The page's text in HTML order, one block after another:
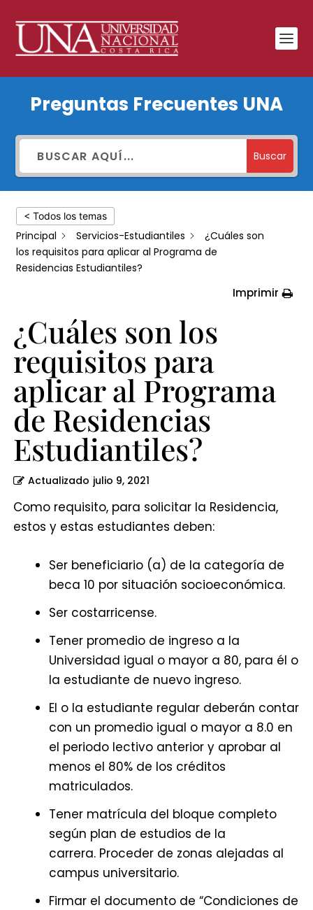
los
requisitos
para
aplicar
Programa
de
Estudiantiles?
Preguntas Frecuentes UNA
Buscar
< Todos los temas
Principal Servicios-Estudiantiles
¿Cuáles son
los requisitos para aplicar al Programa de
Residencias Estudiantiles?
Imprimir
¿Cuáles son los
requisitos para
aplicar al Programa
de Residencias
Estudiantiles?
Actualizado julio 9, 2021
Como requisito, para solicitar la Residencia,
estos y estas estudiantes deben:
Ser beneficiario (a) de la categoría de
beca 10 por situación socioeconómica.
Ser costarricense.
Tener promedio de ingreso a la
Universidad igual o mayor a 80, para él o
la estudiante de nuevo ingreso.
El o la estudiante regular deberán contar
con un promedio igual o mayor a 8.0 en
el periodo lectivo anterior y aprobar al
menos el 80% de los créditos
matriculados.
Tener matrícula del bloque completo
según plan de estudios de la
carrera. Proceder de zonas alejadas al
campus universitario.
Firmar el documento de “Condiciones de